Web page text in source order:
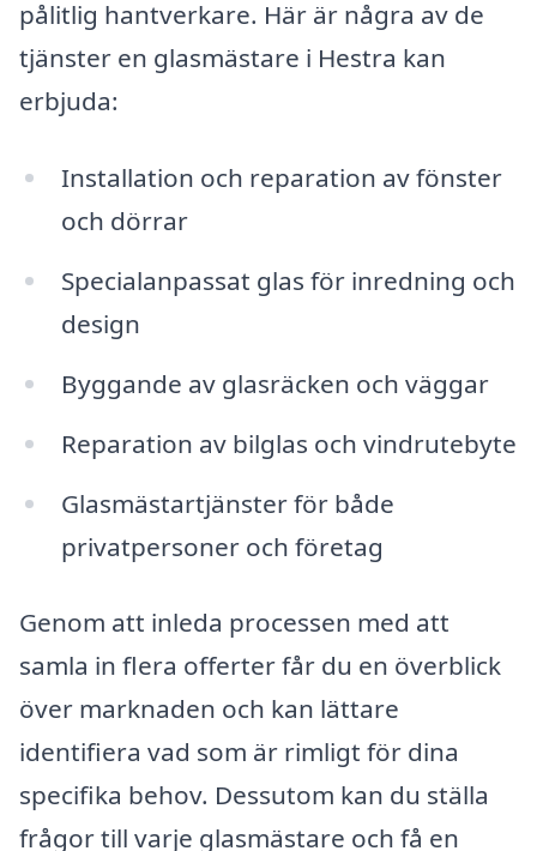
pålitlig hantverkare. Här är några av de
tjänster en glasmästare i Hestra kan
erbjuda:
Installation och reparation av fönster
och dörrar
Specialanpassat glas för inredning och
design
Byggande av glasräcken och väggar
Reparation av bilglas och vindrutebyte
Glasmästartjänster för både
privatpersoner och företag
Genom att inleda processen med att
samla in flera offerter får du en överblick
över marknaden och kan lättare
identifiera vad som är rimligt för dina
specifika behov. Dessutom kan du ställa
frågor till varje glasmästare och få en